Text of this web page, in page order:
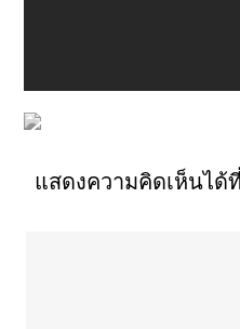
แสดงความคิดเห็นได้